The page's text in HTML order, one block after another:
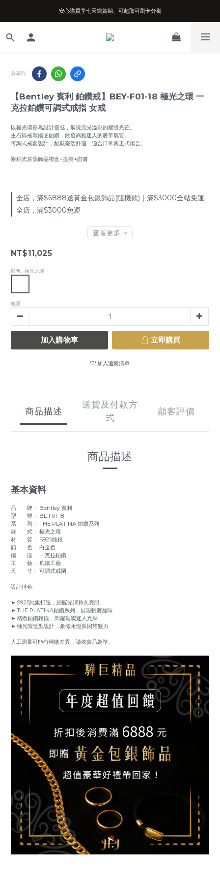
台南實體店面、兩年機芯保固、開立發票
安心購買享七天鑑賞期、可超取可刷卡分期
台南實體店面、兩年機芯保固、開立發票
分享到
【Bentley 賓利 鉑鑽戒】BEY-F01-18 極光之環 一
克拉鉑鑽可調式戒指 女戒
以極光環形為設計靈感，展現流光溢彩的耀眼光芒。
主石與戒環鑲嵌鉑鑽，散發高雅迷人的奢華氣質。
可調式戒圍設計，配戴靈活舒適，適合日常與正式場合。
附鉑光灰韻飾品禮盒+提袋+證書
全店，滿$6888送黃金包銀飾品(隨機款)｜滿$3000全站免運
全店，滿$3000免運
查看更多
NT$11,025
顏色 : 極光之環
數量
加入購物車 立即購買
加入追蹤清單
商品描述
送貨及付款方
式
顧客評價
商品描述
基本資料
品 牌： Bentley 賓利
型 號： BL-F01-18
系 列： THE PLATINA 鉑鑽系列
款 式： 極光之環
材 質： S925純銀
顏 色： 白金色
鑲 嵌： 一克拉鉑鑽
工 藝： 爪鑲工藝
尺 寸： 可調式戒圍
設計特色
➤ S925純銀打造，細膩光澤持久亮眼
➤ THE PLATINA鉑鑽系列，展現輕奢品味
➤ 精緻鉑鑽鑲嵌，閃耀璀璨迷人光采
➤ 極光環造型設計，象徵永恆與閃耀魅力
人工測量可能有輕微差異，請依實品為準。